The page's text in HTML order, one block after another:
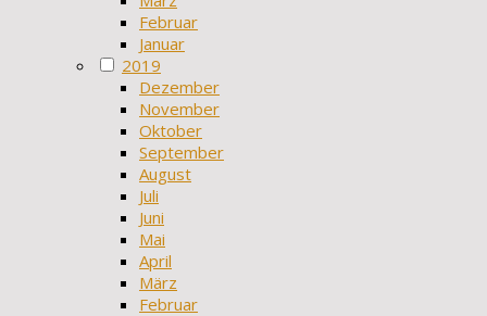
Februar
Januar
2019
Dezember
November
Oktober
September
August
Juli
Juni
Mai
April
März
Februar